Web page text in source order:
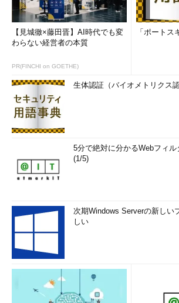
【見城徹×藤田晋】AI時代でも変
わらない経営者の本質
PR(FINCHI on GOETHE)
「ポートス
生体認証（バイオメトリクス
5分で絶対に分かるWebフィル
(1/5)
次期Windows Serverの新しい
しい